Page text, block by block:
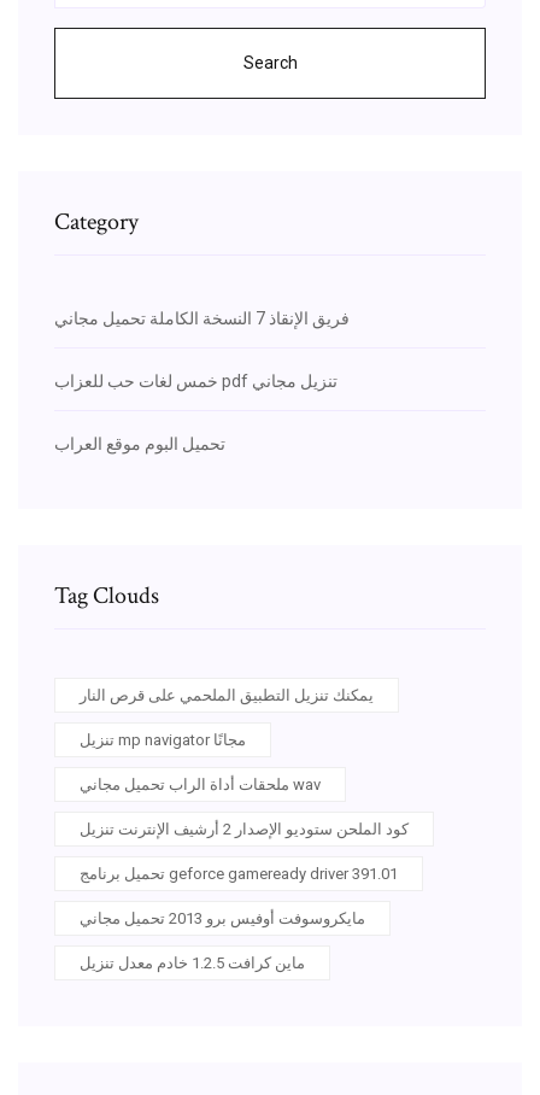
Search
Category
فريق الإنقاذ 7 النسخة الكاملة تحميل مجاني
خمس لغات حب للعزاب pdf تنزيل مجاني
تحميل البوم موقع العراب
Tag Clouds
يمكنك تنزيل التطبيق الملحمي على قرص النار
تنزيل mp navigator مجانًا
ملحقات أداة الراب تحميل مجاني wav
كود الملحن ستوديو الإصدار 2 أرشيف الإنترنت تنزيل
تحميل برنامج geforce gameready driver 391.01
مايكروسوفت أوفيس برو 2013 تحميل مجاني
ماين كرافت 1.2.5 خادم معدل تنزيل